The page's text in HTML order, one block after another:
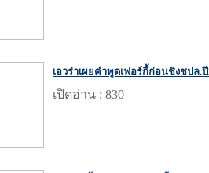
เอวร่าเผยคำพูดเฟอร์กี้ก่อนชิงชปล.
เปิดอ่าน : 830